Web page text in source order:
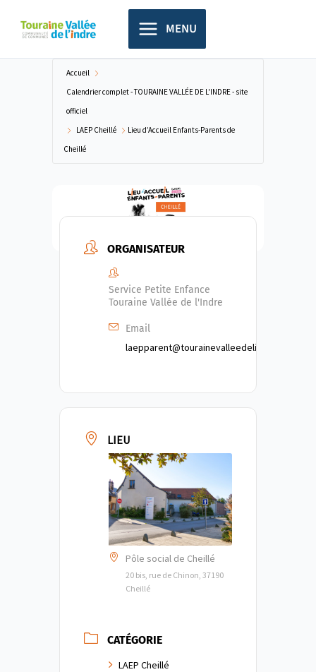
principal
MENU
Accueil
Calendrier complet - TOURAINE VALLÉE DE L'INDRE - site
officiel
LAEP Cheillé
Lieu d’Accueil Enfants-Parents de
Cheillé
ORGANISATEUR
Service Petite Enfance
Touraine Vallée de l'Indre
Email
laepparent@tourainevalleedelindre.fr
LIEU
Pôle social de Cheillé
20 bis, rue de Chinon, 37190
Cheillé
CATÉGORIE
LAEP Cheillé